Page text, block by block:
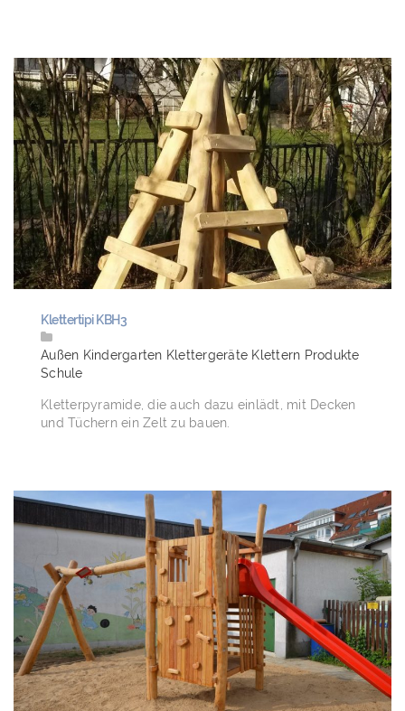
Klettertipi KBH3
Außen Kindergarten Klettergeräte Klettern Produkte
Schule
Kletterpyramide, die auch dazu einlädt, mit Decken
und Tüchern ein Zelt zu bauen.